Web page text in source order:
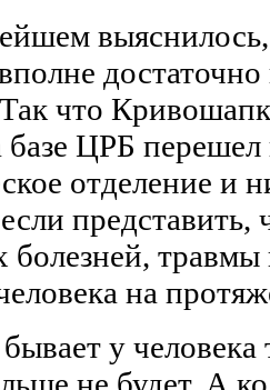
достаточно
что
ЦРБ перешел
отделение и
представить,
болезней, травмы
на
у человека
не будет. А